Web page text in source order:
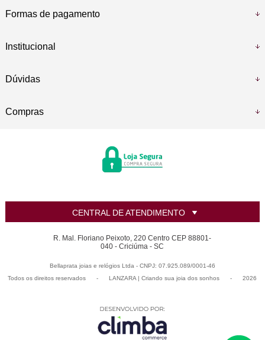
Formas de pagamento
Institucional
Dúvidas
Compras
CENTRAL DE ATENDIMENTO
R. Mal. Floriano Peixoto, 220 Centro CEP 88801-
040 - Criciúma - SC
Bellaprata joias e relógios Ltda - CNPJ: 07.925.089/0001-46
Todos os direitos reservados
- LANZARA | Criando sua joia dos sonhos - 2026